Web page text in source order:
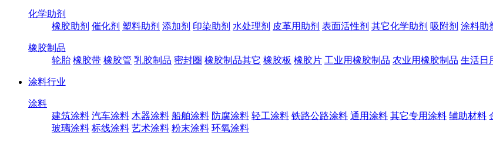
化学助剂
橡胶助剂 催化剂 塑料助剂 添加剂 印染助剂 水处理剂 皮革用助剂 表面活性剂 其它化学助剂 吸附剂 涂料助
橡胶制品
轮胎 橡胶带 橡胶管 乳胶制品 密封圈 橡胶制品其它 橡胶板 橡胶片 工业用橡胶制品 农业用橡胶制品 生活日
涂料行业
涂料
建筑涂料 汽车涂料 木器涂料 船舶涂料 防腐涂料 轻工涂料 铁路公路涂料 通用涂料 其它专用涂料 辅助材料
玻璃涂料 标线涂料 艺术涂料 粉末涂料 环氧涂料